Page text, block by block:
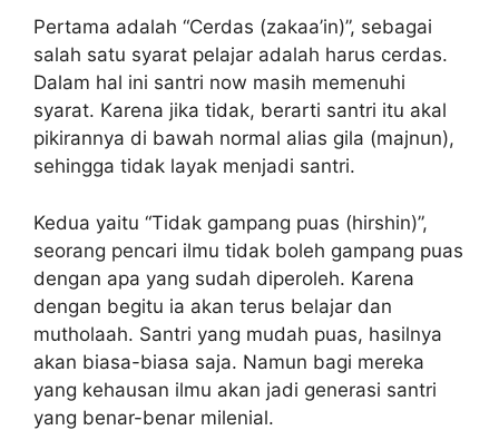
Pertama adalah “Cerdas (zakaa’in)”, sebagai
salah satu syarat pelajar adalah harus cerdas.
Dalam hal ini santri now masih memenuhi
syarat. Karena jika tidak, berarti santri itu akal
pikirannya di bawah normal alias gila (majnun),
sehingga tidak layak menjadi santri.
Kedua yaitu “Tidak gampang puas (hirshin)”,
seorang pencari ilmu tidak boleh gampang puas
dengan apa yang sudah diperoleh. Karena
dengan begitu ia akan terus belajar dan
mutholaah. Santri yang mudah puas, hasilnya
akan biasa-biasa saja. Namun bagi mereka
yang kehausan ilmu akan jadi generasi santri
yang benar-benar milenial.